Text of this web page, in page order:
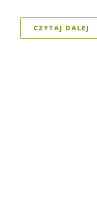
CZYTAJ DALEJ